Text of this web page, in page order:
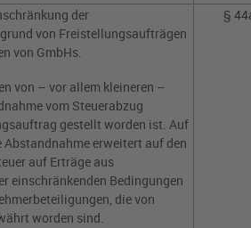
der
von Freistellungsaufträgen
von GmbHs.
von – vor allem kleineren –
vom Steuerabzug
gestellt worden ist. Auf
Abstandnahme erweitert auf den
auf Erträge aus
einschränkenden Bedingungen
die von
worden sind.
§